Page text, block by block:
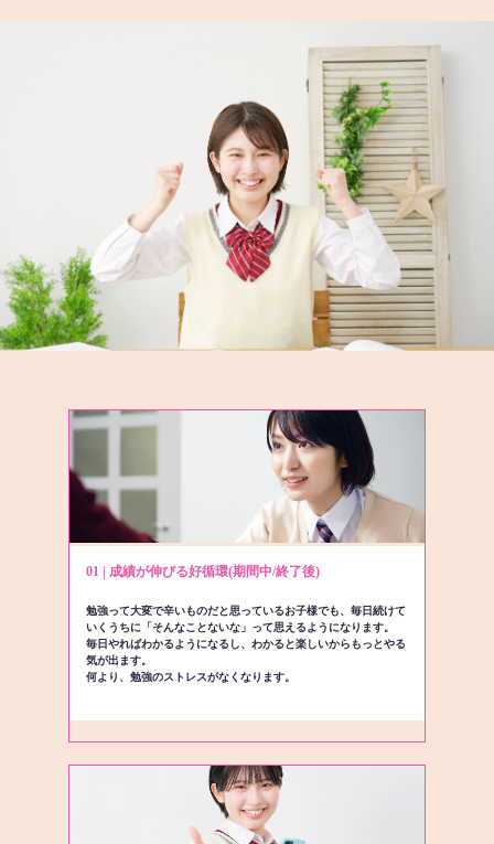
01 | 成績が伸びる好循環(期間中/終了後)
勉強って大変で辛いものだと思っているお子様でも、毎日続けて
いくうちに「そんなことないな」って思えるようになります。
毎日やればわかるようになるし、わかると楽しいからもっとやる
気が出ます。
何より、勉強のストレスがなくなります。